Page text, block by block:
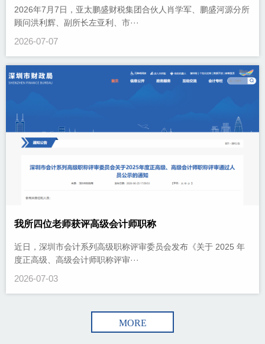
2026年7月7日，亚太鹏盛财税集团合伙人肖学军、鹏盛河源分所
顾问洪利辉、副所长左亚利、市···
2026-07-07
我所四位老师获评高级会计师职称
近日，深圳市会计系列高级职称评审委员会发布《关于 2025 年
度正高级、高级会计师职称评审···
2026-07-03
MORE